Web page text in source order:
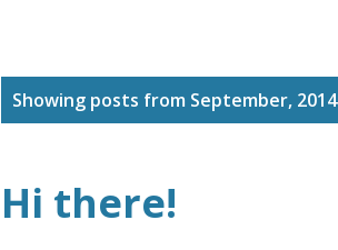
Showing posts from September, 2014
Hi there!